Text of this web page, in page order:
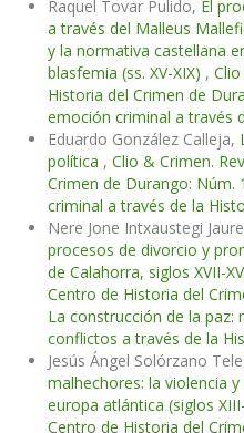
Raquel Tovar Pulido, El
a través del Malleus
y la normativa castellana
blasfemia (ss. XV-XIX) ,
Historia del Crimen de
emoción criminal a través
Eduardo González Calleja,
política , Clio & Crimen.
Crimen de Durango: Núm.
criminal a través de la
Nere Jone Intxaustegi
procesos de divorcio y
de Calahorra, siglos XVII-
Centro de Historia del
La construcción de la paz:
conflictos a través de la
Jesús Ángel Solórzano
malhechores: la violencia
europa atlántica (siglos
Centro de Historia del